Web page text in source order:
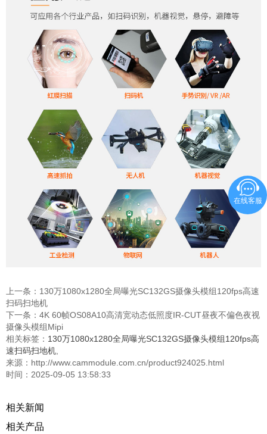
上一条： 130万1080x1280全局曝光SC132GS摄像头模组120fps高速
扫码扫地机
下一条： 4K 60帧OS08A10高清宽动态低照度IR-CUT昼夜不偏色夜视
摄像头模组Mipi
相关标签： 130万1080x1280全局曝光SC132GS摄像头模组120fps高
速扫码扫地机
来源：http://www.cammodule.com.cn/product924025.html
时间：2025-09-05 13:58:33
相关新闻
相关产品
在线客服